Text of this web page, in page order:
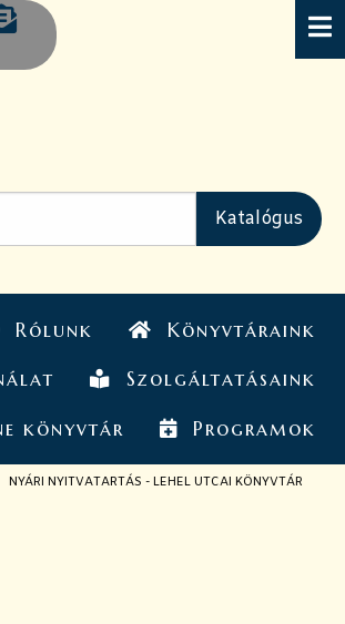
Rólunk Könyvtáraink
Szolgáltatásaink
könyvtár Programok
JELENLEGI OLDAL:
NYÁRI NYITVATARTÁS - LEHEL UTCAI KÖNYVTÁR